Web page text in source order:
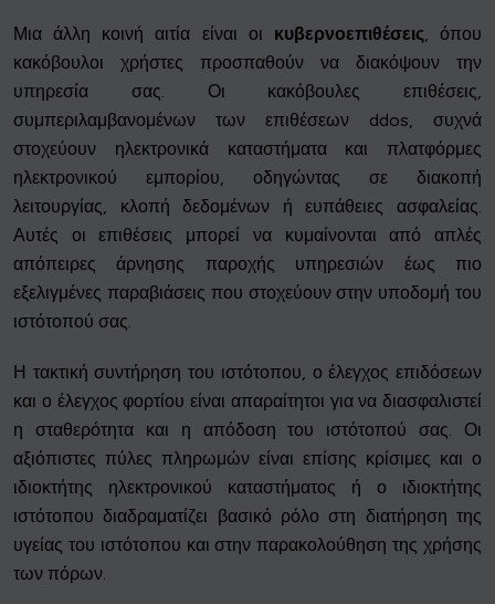
Μια άλλη κοινή αιτία είναι οι κυβερνοεπιθέσεις, όπου
κακόβουλοι χρήστες προσπαθούν να διακόψουν την
υπηρεσία σας. Οι κακόβουλες επιθέσεις,
συμπεριλαμβανομένων των επιθέσεων ddos, συχνά
στοχεύουν ηλεκτρονικά καταστήματα και πλατφόρμες
ηλεκτρονικού εμπορίου, οδηγώντας σε διακοπή
λειτουργίας, κλοπή δεδομένων ή ευπάθειες ασφαλείας.
Αυτές οι επιθέσεις μπορεί να κυμαίνονται από απλές
απόπειρες άρνησης παροχής υπηρεσιών έως πιο
εξελιγμένες παραβιάσεις που στοχεύουν στην υποδομή του
ιστότοπού σας.
Η τακτική συντήρηση του ιστότοπου, ο έλεγχος επιδόσεων
και ο έλεγχος φορτίου είναι απαραίτητοι για να διασφαλιστεί
η σταθερότητα και η απόδοση του ιστότοπού σας. Οι
αξιόπιστες πύλες πληρωμών είναι επίσης κρίσιμες και ο
ιδιοκτήτης ηλεκτρονικού καταστήματος ή ο ιδιοκτήτης
ιστότοπου διαδραματίζει βασικό ρόλο στη διατήρηση της
υγείας του ιστότοπου και στην παρακολούθηση της χρήσης
των πόρων.